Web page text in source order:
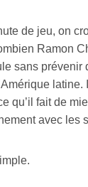
de jeu, on
Ramon
sans
qu’il fait de
avec les